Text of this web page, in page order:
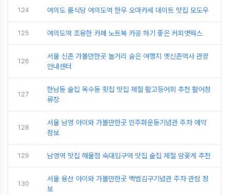
124 여의도 룸식당 여의도역 한우 오마카세 데이트 맛집 모도우
125 여의도역 조용한 카페 노트북 카공 하기 좋은 커피앳웍스
126
서울 신촌 가볼만한곳 놀거리 숨은 여행지 옛신촌역사 관광
안내센터
127
한남동 술집 옥수동 횟집 맛집 제철 활고등어회 추천 활어정
류장
128
서울 남영 아이와 가볼만한곳 민주화운동기념관 주차 예약
정보
129 남영역 맛집 해물점 숙대입구역 맛집 술집 제철 암꽃게 추천
130
서울 용산 아이와 가볼만한곳 백범김구기념관 주차 관람 정
보